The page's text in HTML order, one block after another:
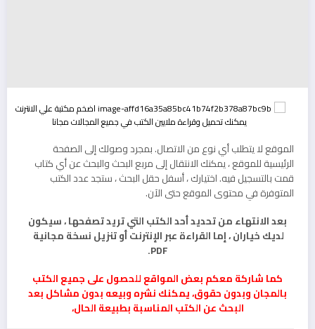
الموقع لا يتطلب أي نوع من الاتصال. بمجرد وصولك إلى الصفحة
الرئيسية للموقع ، يمكنك الانتقال إلى مربع البحث والبحث عن أي كتاب
قمت بالتسجيل فيه. اختيارك ، أسفل حقل البحث ، ستجد عدد الكتب
المتوفرة في محتوى الموقع حتى الآن.
بعد الانتهاء من تحديد أحد الكتب التي تريد تصفحها ، سيكون
لديك خياران ، إما القراءة عبر الإنترنت أو تنزيل نسخة مجانية
PDF.
كما شاركة معكم بعض المواقع للحصول على جميع الكتب
بالمجان وبدون حقوق، يمكنك نشره وبيعه بدون مشاكل بعد
البحث عن الكتب المناسبة بطبيعة الحال،